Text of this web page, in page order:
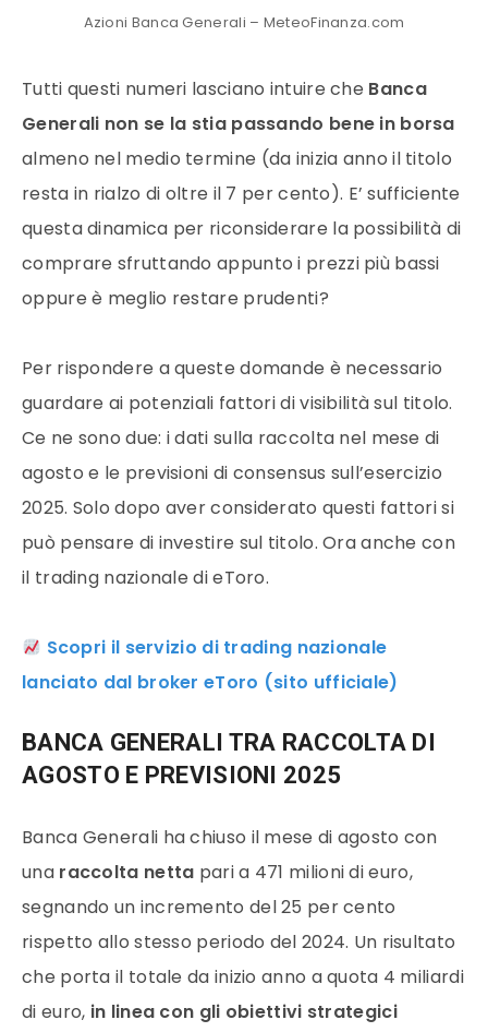
Azioni Banca Generali – MeteoFinanza.com
Tutti questi numeri lasciano intuire che Banca
Generali non se la stia passando bene in borsa
almeno nel medio termine (da inizia anno il titolo
resta in rialzo di oltre il 7 per cento). E’ sufficiente
questa dinamica per riconsiderare la possibilità di
comprare sfruttando appunto i prezzi più bassi
oppure è meglio restare prudenti?
Per rispondere a queste domande è necessario
guardare ai potenziali fattori di visibilità sul titolo.
Ce ne sono due: i dati sulla raccolta nel mese di
agosto e le previsioni di consensus sull’esercizio
2025. Solo dopo aver considerato questi fattori si
può pensare di investire sul titolo. Ora anche con
il trading nazionale di eToro.
Scopri il servizio di trading nazionale
lanciato dal broker eToro (sito ufficiale)
BANCA GENERALI TRA RACCOLTA DI
AGOSTO E PREVISIONI 2025
Banca Generali ha chiuso il mese di agosto con
una raccolta netta pari a 471 milioni di euro,
segnando un incremento del 25 per cento
rispetto allo stesso periodo del 2024. Un risultato
che porta il totale da inizio anno a quota 4 miliardi
di euro, in linea con gli obiettivi strategici